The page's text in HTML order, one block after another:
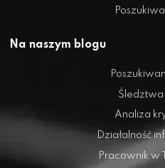
Na naszym blogu
Śledztwa
Analiza
Działalność
Pracownik w